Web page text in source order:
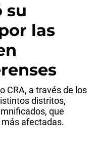
su
las
CRA, a través de los
distritos,
que
afectadas.